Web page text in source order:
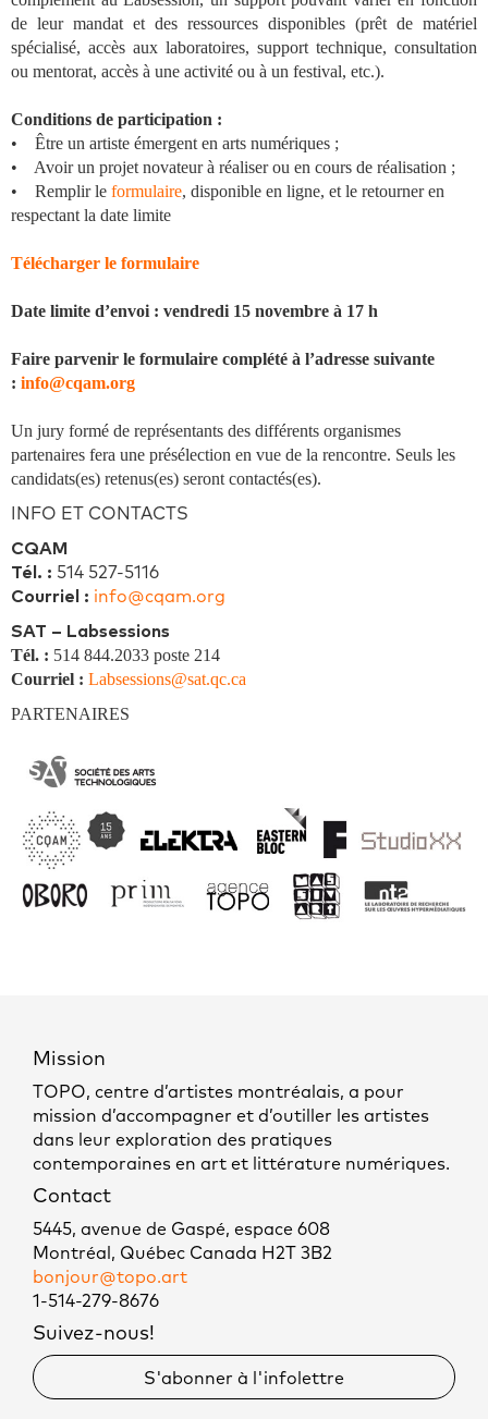
de leur mandat et des ressources disponibles (prêt de matériel
spécialisé, accès aux laboratoires, support technique, consultation
ou mentorat, accès à une activité ou à un festival, etc.).
Conditions de participation :
• Être un artiste émergent en arts numériques ;
• Avoir un projet novateur à réaliser ou en cours de réalisation ;
• Remplir le formulaire, disponible en ligne, et le retourner en
respectant la date limite
Télécharger le formulaire
Date limite d’envoi : vendredi 15 novembre à 17 h
Faire parvenir le formulaire complété à l’adresse suivante
: info@cqam.org
Un jury formé de représentants des différents organismes
partenaires fera une présélection en vue de la rencontre. Seuls les
candidats(es) retenus(es) seront contactés(es).
INFO ET CONTACTS
CQAM
Tél. : 514 527-5116
Courriel : info@cqam.org
SAT – Labsessions
Tél. : 514 844.2033 poste 214
Courriel : Labsessions@sat.qc.ca
PARTENAIRES
Mission
TOPO, centre d’artistes montréalais, a pour
mission d’accompagner et d’outiller les artistes
dans leur exploration des pratiques
contemporaines en art et littérature numériques.
Contact
5445, avenue de Gaspé, espace 608
Montréal, Québec Canada H2T 3B2
bonjour@topo.art
1-514-279-8676
Suivez-nous!
S'abonner à l'infolettre